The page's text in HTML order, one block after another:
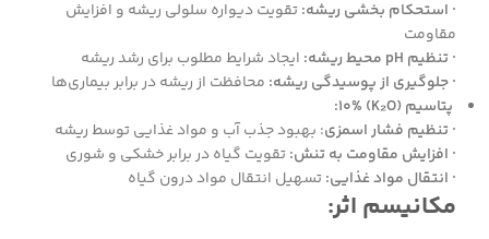
· استحکام بخشی ریشه:تقویت دیواره سلولی ریشه و افزایش
مقاومت
· تنظیم pH محیط ریشه:
ایجاد شرایط مطلوب برای رشد ریشه
· جلوگیری از پوسیدگی ریشه: محافظت از ریشه در برابر بیماری‌ها
پتاسیم (K₂O) 10%:
· تنظیم فشار اسمزی: بهبود جذب آب و مواد غذایی توسط ریشه
· افزایش مقاومت به تنش:تقویت گیاه در برابر خشکی و شوری
· انتقال مواد غذایی:تسهیل انتقال مواد درون گیاه
مکانیسم اثر: